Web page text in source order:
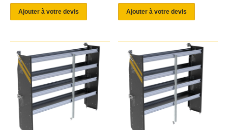
Ajouter à votre devis Ajouter à votre devis